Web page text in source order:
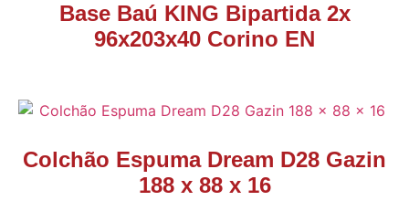
Base Baú KING Bipartida 2x
96x203x40 Corino EN
Colchão Espuma Dream D28 Gazin
188 x 88 x 16